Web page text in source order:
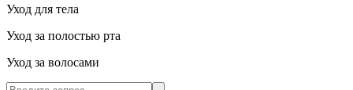
Уход для тела
Уход за полостью рта
Уход за волосами